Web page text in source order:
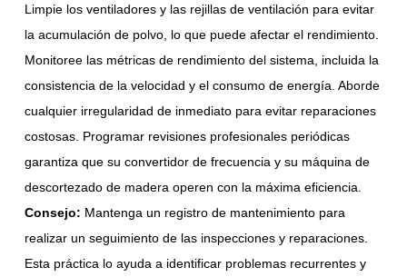
Limpie los ventiladores y las rejillas de ventilación para evitar
la acumulación de polvo, lo que puede afectar el rendimiento.
Monitoree las métricas de rendimiento del sistema, incluida la
consistencia de la velocidad y el consumo de energía. Aborde
cualquier irregularidad de inmediato para evitar reparaciones
costosas. Programar revisiones profesionales periódicas
garantiza que su convertidor de frecuencia y su máquina de
descortezado de madera operen con la máxima eficiencia.
Consejo: Mantenga un registro de mantenimiento para
realizar un seguimiento de las inspecciones y reparaciones.
Esta práctica lo ayuda a identificar problemas recurrentes y